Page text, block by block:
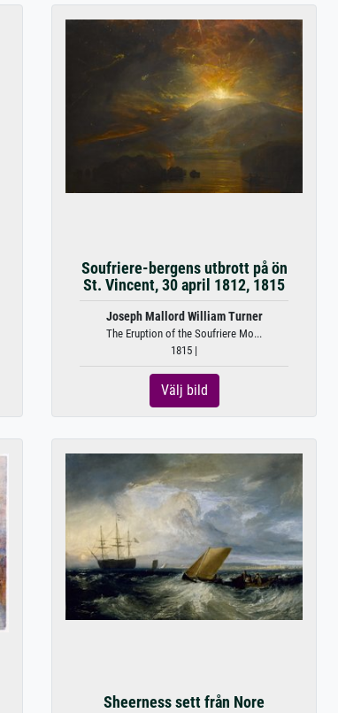
Soufriere-bergens utbrott på ön
St. Vincent, 30 april 1812, 1815
Joseph Mallord William Turner
The Eruption of the Soufriere Mo...
1815 |
Välj bild
Sheerness sett från Nore